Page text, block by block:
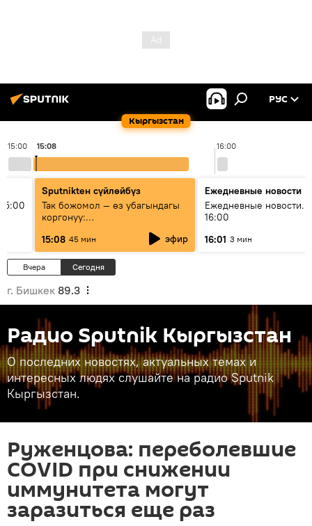
Кыргызстан
РУС
15:00 16:00
15:08
Sputnikteн сүйлөйбүз
Так божомол — өз убагындагы
коргонуу:
гидрометеорологиялык кызмат
кантип өркүндөтүлүүдө
15:08 45 мин эфир
Ежедневные новости
Ежедневные новости.
16:00
16:01 3 мин
Вчера Сегодня
г. Бишкек 89.3
Радио Sputnik Кыргызстан
О последних новостях, актуальных темах и
интересных людях слушайте на радио Sputnik
Кыргызстан.
Руженцова: переболевшие
COVID при снижении
иммунитета могут
заразиться еще раз